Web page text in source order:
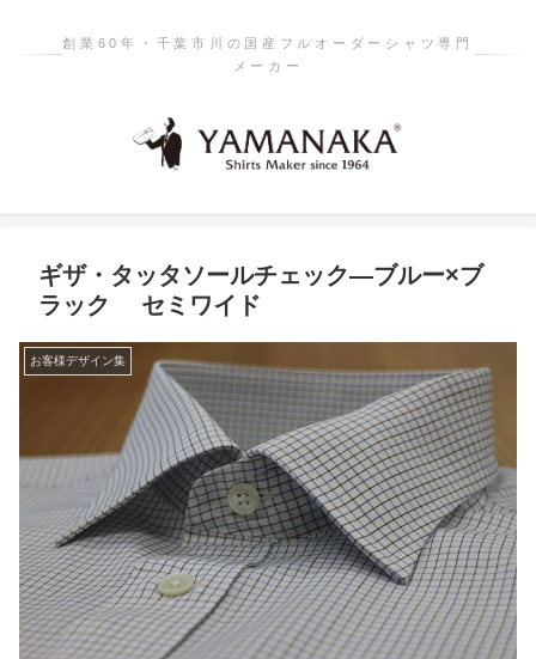
創業60年・千葉市川の国産フルオーダーシャツ専門
メーカー
ギザ・タッタソールチェック―ブルー×ブ
ラック セミワイド
お客様デザイン集